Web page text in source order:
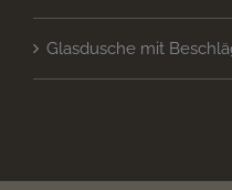
Glasdusche mit